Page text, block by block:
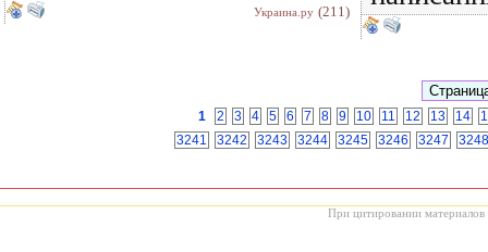
Украина.ру (211)
1 2 3 4 5 6 7 8 9 10 11 12 13 14
3241
3242 3243 3244 3245 3246 3247 3248
При цитировании материалов